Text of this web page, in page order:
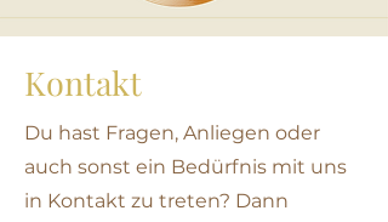
Kontakt
Du hast Fragen, Anliegen oder
auch sonst ein Bedürfnis mit uns
in Kontakt zu treten? Dann